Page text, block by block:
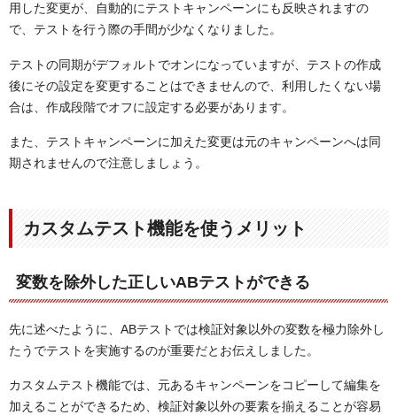
用した変更が、自動的にテストキャンペーンにも反映されますの
で、テストを行う際の手間が少なくなりました。
テストの同期がデフォルトでオンになっていますが、テストの作成
後にその設定を変更することはできませんので、利用したくない場
合は、作成段階でオフに設定する必要があります。
また、テストキャンペーンに加えた変更は元のキャンペーンへは同
期されませんので注意しましょう。
カスタムテスト機能を使うメリット
変数を除外した正しいABテストができる
先に述べたように、ABテストでは検証対象以外の変数を極力除外し
たうでテストを実施するのが重要だとお伝えしました。
カスタムテスト機能では、元あるキャンペーンをコピーして編集を
加えることができるため、検証対象以外の要素を揃えることが容易